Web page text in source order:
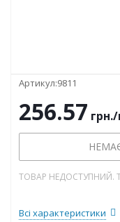
Артикул:9811
256.57 грн./
ТОВАР НЕДОСТУПНИЙ.
Всі характеристики